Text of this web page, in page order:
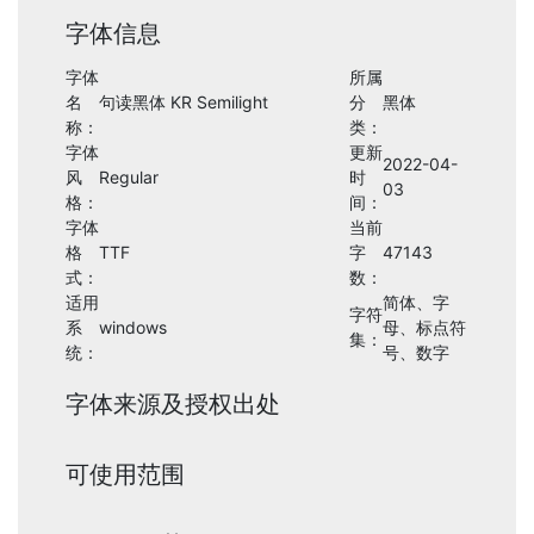
字体信息
字体
名
称：
句读黑体 KR Semilight
所属
分
类：
黑体
字体
风
格：
Regular
更新
时
间：
2022-04-
03
字体
格
式：
TTF
当前
字
数：
47143
适用
系
统：
windows
字符
集：
简体、字
母、标点符
号、数字
字体来源及授权出处
可使用范围